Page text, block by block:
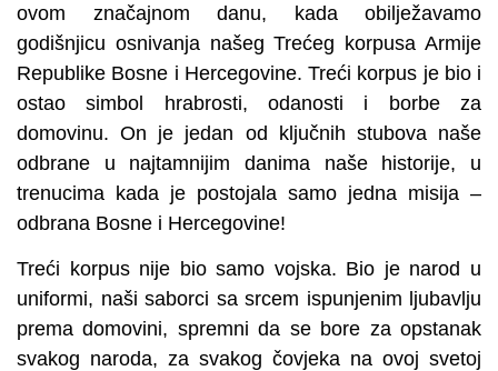
ovom značajnom danu, kada obilježavamo
godišnjicu osnivanja našeg Trećeg korpusa Armije
Republike Bosne i Hercegovine. Treći korpus je bio i
ostao simbol hrabrosti, odanosti i borbe za
domovinu. On je jedan od ključnih stubova naše
odbrane u najtamnijim danima naše historije, u
trenucima kada je postojala samo jedna misija –
odbrana Bosne i Hercegovine!
Treći korpus nije bio samo vojska. Bio je narod u
uniformi, naši saborci sa srcem ispunjenim ljubavlju
prema domovini, spremni da se bore za opstanak
svakog naroda, za svakog čovjeka na ovoj svetoj